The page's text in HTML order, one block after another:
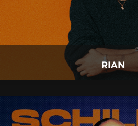
RIAN
Mehr Details